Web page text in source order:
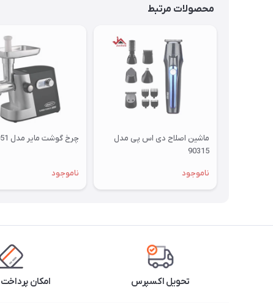
محصولات مرتبط
ماشین اصلاح دی اس پی مدل
90315
ناموجود
چرخ گوشت مایر مدل MR-9051
ناموجود
تحویل اکسپرس امکان